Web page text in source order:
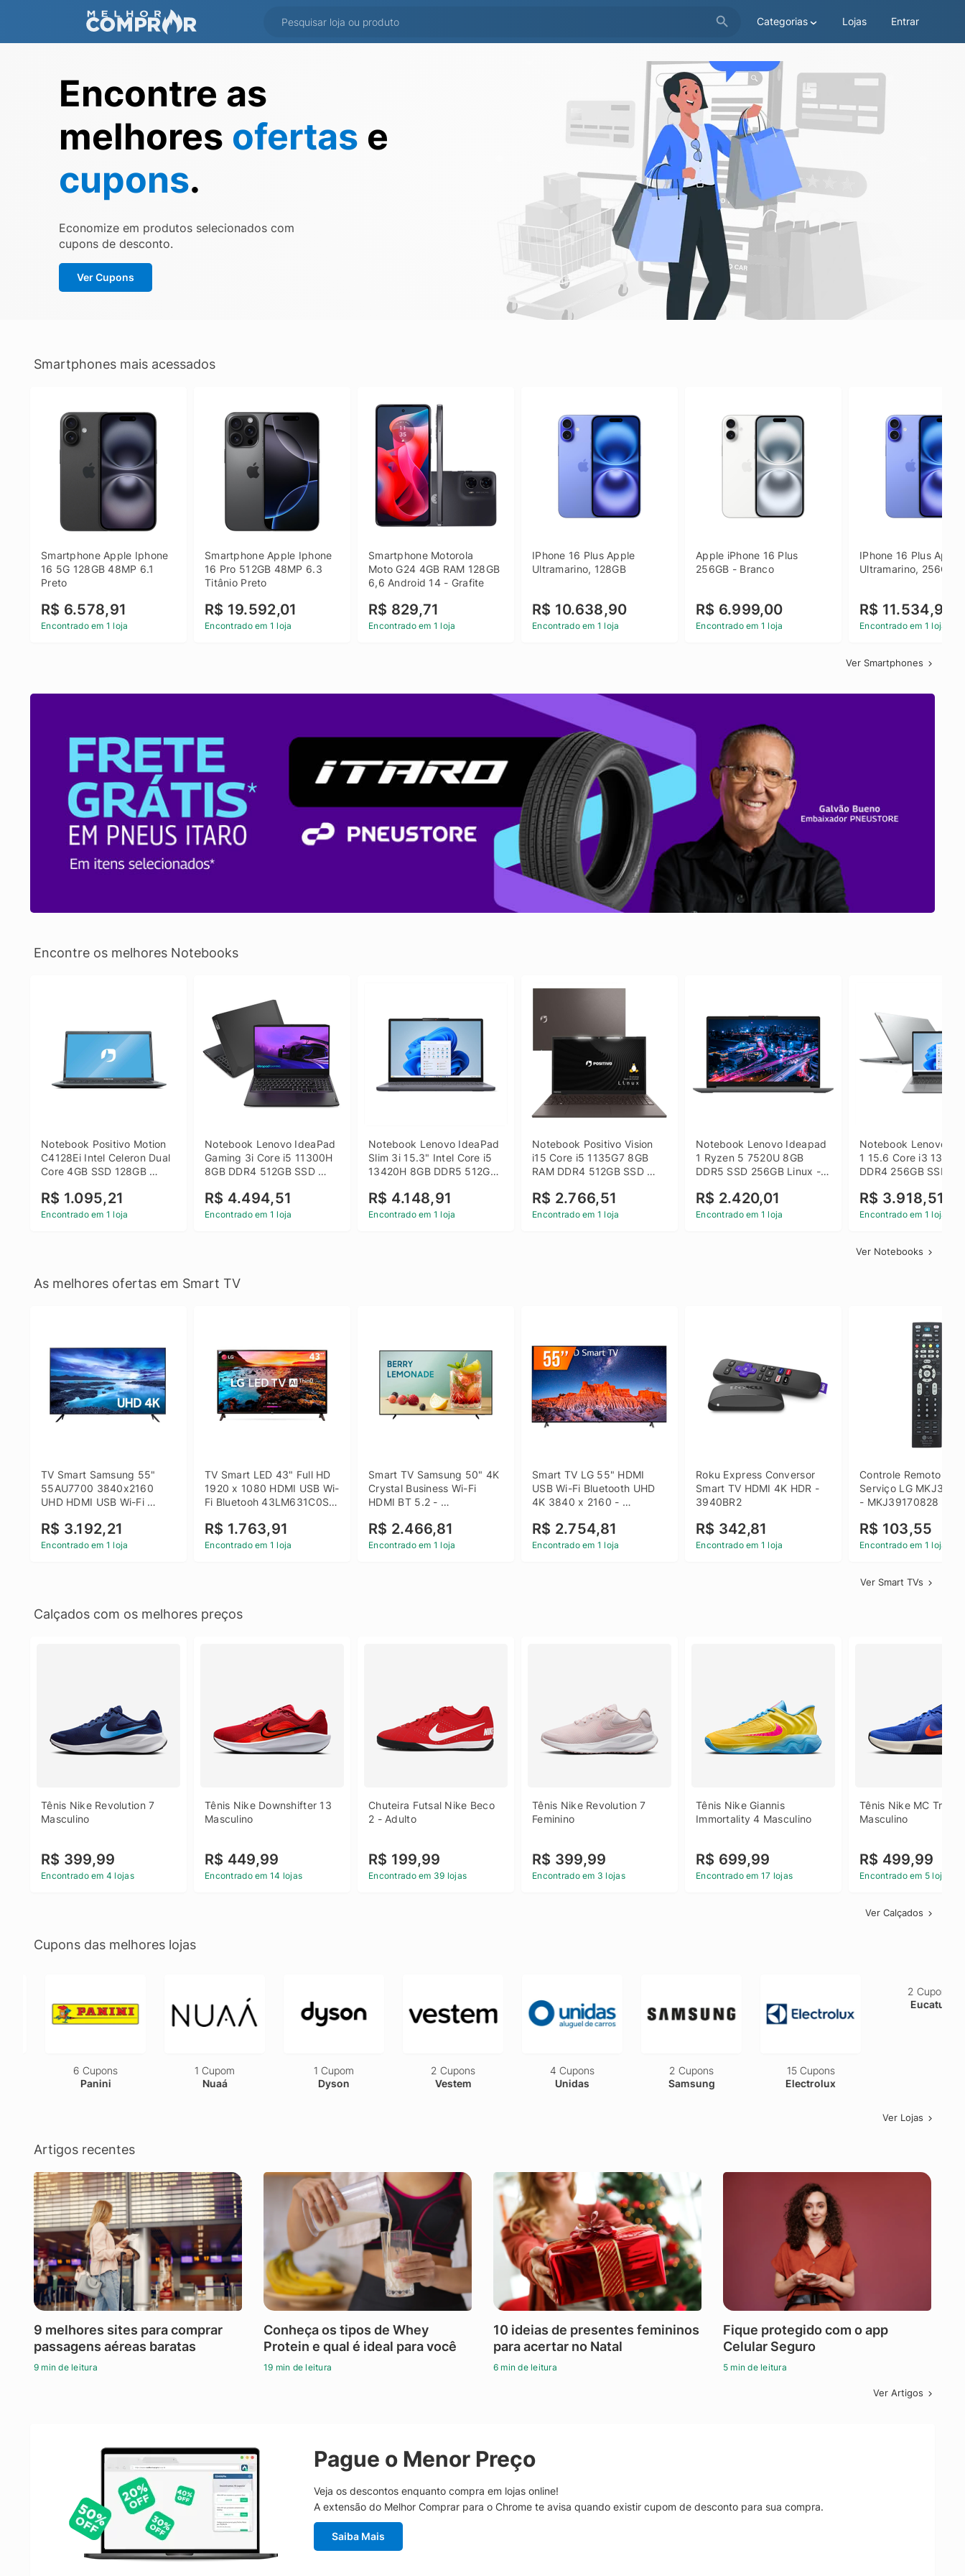
Categorias Lojas Entrar
Encontre as
melhores ofertas e
cupons.
Economize em produtos selecionados com
cupons de desconto.
Ver Cupons
Smartphones mais acessados
Smartphone Apple Iphone
16 5G 128GB 48MP 6.1
Preto
R$ 6.578,91
Encontrado em 1 loja
Smartphone Apple Iphone
16 Pro 512GB 48MP 6.3
Titânio Preto
R$ 19.592,01
Encontrado em 1 loja
Smartphone Motorola
Moto G24 4GB RAM 128GB
6,6 Android 14 - Grafite
R$ 829,71
Encontrado em 1 loja
IPhone 16 Plus Apple
Ultramarino, 128GB
R$ 10.638,90
Encontrado em 1 loja
Apple iPhone 16 Plus
256GB - Branco
R$ 6.999,00
Encontrado em 1 loja
IPhone 16 Plus Apple
Ultramarino, 256GB
R$ 11.534,90
Encontrado em 1 loja
Ver Smartphones
Encontre os melhores Notebooks
Notebook Positivo Motion
C4128Ei Intel Celeron Dual
Core 4GB SSD 128GB
R$ 1.095,21
Encontrado em 1 loja
Notebook Lenovo IdeaPad
Gaming 3i Core i5 11300H
8GB DDR4 512GB SSD
Linux - Preto
R$ 4.494,51
Encontrado em 1 loja
Notebook Lenovo IdeaPad
Slim 3i 15.3" Intel Core i5
13420H 8GB DDR5 512GB
R$ 4.148,91
Encontrado em 1 loja
Notebook Positivo Vision
i15 Core i5 1135G7 8GB
RAM DDR4 512GB SSD
R$ 2.766,51
Encontrado em 1 loja
Notebook Lenovo Ideapad
1 Ryzen 5 7520U 8GB
DDR5 SSD 256GB Linux -
R$ 2.420,01
Encontrado em 1 loja
Notebook Lenovo
1 15.6 Core i3 1315U
DDR4 256GB SSD
R$ 3.918,51
Encontrado em 1 loja
Ver Notebooks
As melhores ofertas em Smart TV
TV Smart Samsung 55"
55AU7700 3840x2160
UHD HDMI USB Wi-Fi
R$ 3.192,21
Encontrado em 1 loja
TV Smart LED 43" Full HD
1920 x 1080 HDMI USB Wi-
Fi Bluetooh 43LM631C0SB
R$ 1.763,91
Encontrado em 1 loja
Smart TV Samsung 50" 4K
Crystal Business Wi-Fi
HDMI BT 5.2 -
R$ 2.466,81
Encontrado em 1 loja
Smart TV LG 55" HDMI
USB Wi-Fi Bluetooth UHD
4K 3840 x 2160 -
R$ 2.754,81
Encontrado em 1 loja
Roku Express Conversor
Smart TV HDMI 4K HDR -
3940BR2
R$ 342,81
Encontrado em 1 loja
Controle Remoto de
Serviço LG
- MKJ39170828
R$ 103,55
Encontrado em 1 loja
Ver Smart TVs
Calçados com os melhores preços
Tênis Nike Revolution 7
Masculino
R$ 399,99
Encontrado em 4 lojas
Tênis Nike Downshifter 13
Masculino
R$ 449,99
Encontrado em 14 lojas
Chuteira Futsal Nike Beco
2 - Adulto
R$ 199,99
Encontrado em 39 lojas
Tênis Nike Revolution 7
Feminino
R$ 399,99
Encontrado em 3 lojas
Tênis Nike Giannis
Immortality 4 Masculino
R$ 699,99
Encontrado em 17 lojas
Tênis Nike MC
Masculino
R$ 499,99
Encontrado em 5 lojas
Ver Calçados
Cupons das melhores lojas
6 Cupons
Panini
1 Cupom
Nuaá
1 Cupom
Dyson
2 Cupons
Vestem
4 Cupons
Unidas
2 Cupons
Samsung
15 Cupons
Electrolux
Ver Lojas
Artigos recentes
9 melhores sites para comprar
passagens aéreas baratas
9 min de leitura
Conheça os tipos de Whey
Protein e qual é ideal para você
19 min de leitura
10 ideias de presentes femininos
para acertar no Natal
6 min de leitura
Fique protegido com o app
Celular Seguro
5 min de leitura
Ver Artigos
Pague o Menor Preço
Veja os descontos enquanto compra em lojas online!
A extensão do Melhor Comprar para o Chrome te avisa quando existir cupom de desconto para sua compra.
Saiba Mais